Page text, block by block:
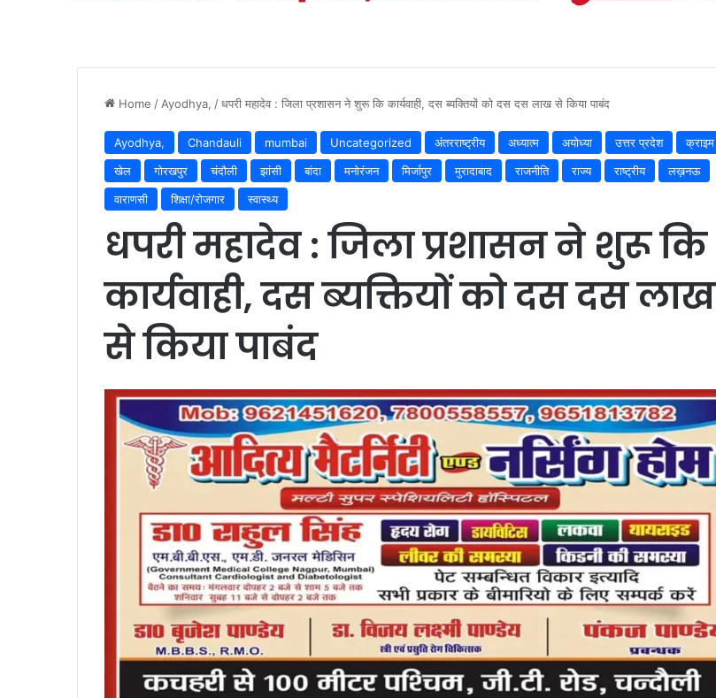
Home / Ayodhya, /धपरी महादेव : जिला प्रशासन ने शुरू कि कार्यवाही, दस ब्यक्तियों को दस दस लाख से किया पाबंद
Ayodhya, Chandauli mumbai Uncategorized अंतरराष्ट्रीय अध्यात्म अयोध्या उत्तर प्रदेश
क्राइम
खेल
गोरखपुर चंदौली झांसी बांदा मनोरंजन मिर्जापुर मुरादाबाद राजनीति राज्य राष्ट्रीय
लख़नऊ
वाराणसी
शिक्षा/रोजगार स्वास्थ्य
धपरी महादेव : जिला प्रशासन ने शुरू कि
कार्यवाही, दस ब्यक्तियों को दस दस लाख
से किया पाबंद